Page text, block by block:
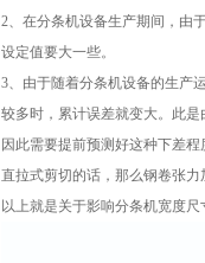
2、在分条机设备生产期间，由
设定值要大一些。
3、由于随着分条机设备的生产
较多时，累计误差就变大。此
因此需要提前预测好这种下差
直拉式剪切的话，那么钢卷张力
以上就是关于影响分条机宽度